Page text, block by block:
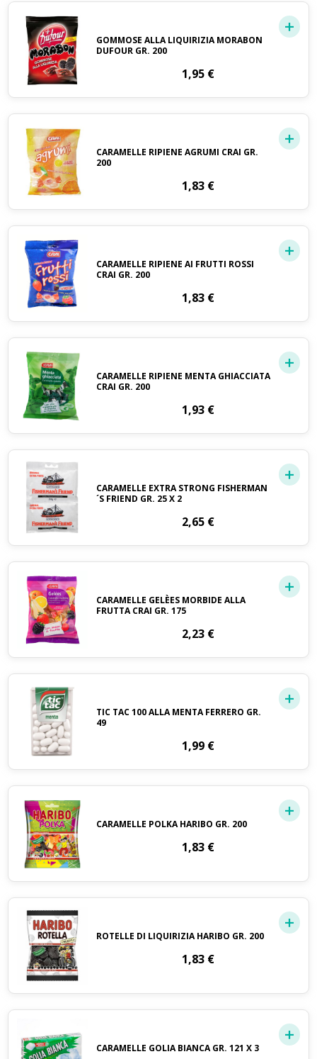
GOMMOSE ALLA LIQUIRIZIA MORABON
DUFOUR GR. 200
1,95 €
CARAMELLE RIPIENE AGRUMI CRAI GR.
200
1,83 €
CARAMELLE RIPIENE AI FRUTTI ROSSI
CRAI GR. 200
1,83 €
CARAMELLE RIPIENE MENTA GHIACCIATA
CRAI GR. 200
1,93 €
CARAMELLE EXTRA STRONG FISHERMAN
´S FRIEND GR. 25 X 2
2,65 €
CARAMELLE GELÈES MORBIDE ALLA
FRUTTA CRAI GR. 175
2,23 €
TIC TAC 100 ALLA MENTA FERRERO GR.
49
1,99 €
CARAMELLE POLKA HARIBO GR. 200
1,83 €
ROTELLE DI LIQUIRIZIA HARIBO GR. 200
1,83 €
CARAMELLE GOLIA BIANCA GR. 121 X 3